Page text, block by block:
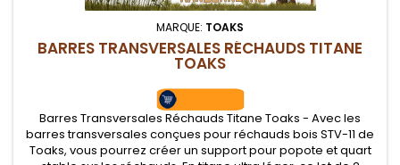
MARQUE: TOAKS
BARRES TRANSVERSALES RÉCHAUDS TITANE
TOAKS
Barres Transversales Réchauds Titane Toaks - Avec les
barres transversales conçues pour réchauds bois STV-11 de
Toaks, vous pourrez créer un support pour popote et quart